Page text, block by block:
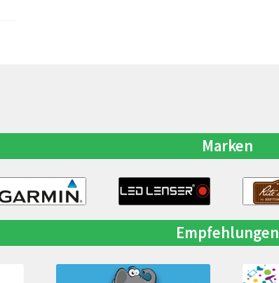
Marken
Empfehlungen